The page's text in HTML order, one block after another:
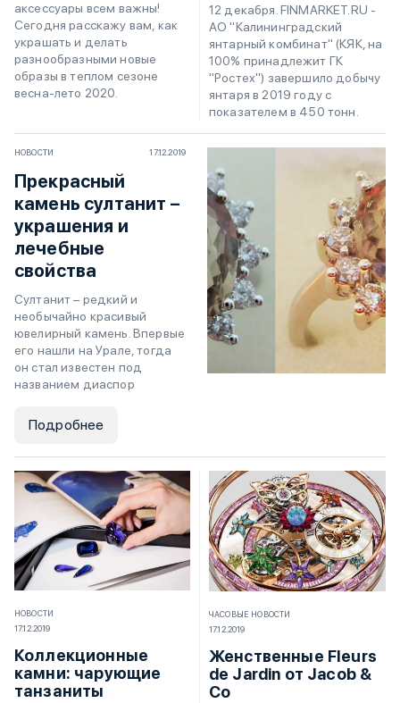
аксессуары всем важны!
Сегодня расскажу вам, как
украшать и делать
разнообразными новые
образы в теплом сезоне
весна-лето 2020.
12 декабря. FINMARKET.RU -
АО "Калининградский
янтарный комбинат" (КЯК, на
100% принадлежит ГК
"Ростех") завершило добычу
янтаря в 2019 году с
показателем в 450 тонн.
НОВОСТИ 17.12.2019
Прекрасный
камень султанит –
украшения и
лечебные
свойства
Султанит – редкий и
необычайно красивый
ювелирный камень. Впервые
его нашли на Урале, тогда
он стал известен под
названием диаспор
Подробнее
НОВОСТИ
17.12.2019
Коллекционные
камни: чарующие
танзаниты
ЧАСОВЫЕ НОВОСТИ
17.12.2019
Женственные Fleurs
de Jardin от Jacob &
Co